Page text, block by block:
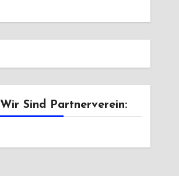
Wir Sind Partnerverein: